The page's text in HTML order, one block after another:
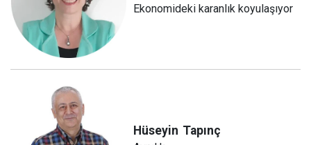
Ekonomideki karanlık koyulaşıyor
Hüseyin Tapınç